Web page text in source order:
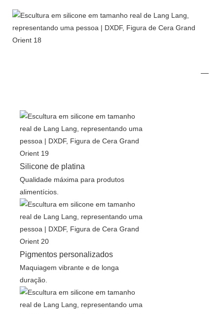
Silicone de platina
Qualidade máxima para produtos
alimentícios.
Pigmentos personalizados
Maquiagem vibrante e de longa
duração.